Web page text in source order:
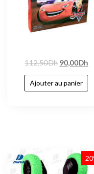
112,50Dh 90,00Dh
Ajouter au panier